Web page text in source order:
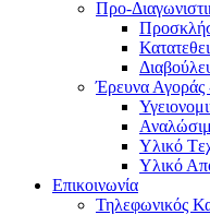
Προ-
Έρευνα
Υλικό
Υλικό
Επικοινωνία
Τηλεφωνικός